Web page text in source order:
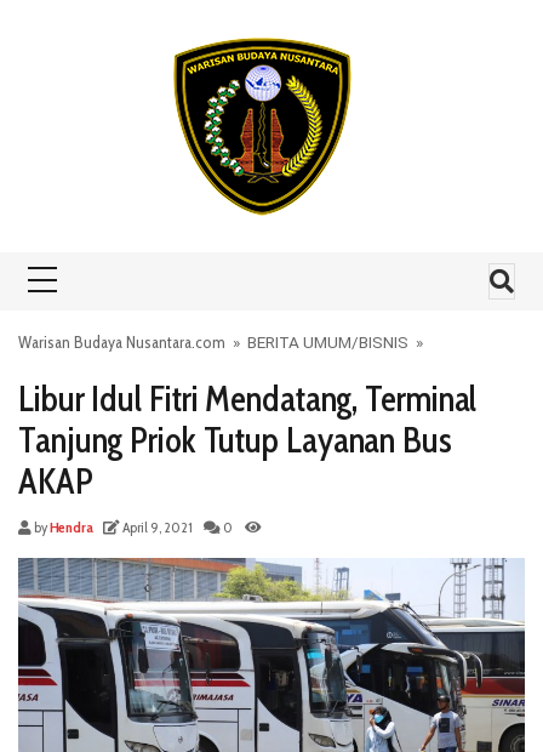
Warisan Budaya Nusantara.com » BERITA UMUM/BISNIS »
Libur Idul Fitri Mendatang, Terminal
Tanjung Priok Tutup Layanan Bus
AKAP
byHendra April 9, 2021 0